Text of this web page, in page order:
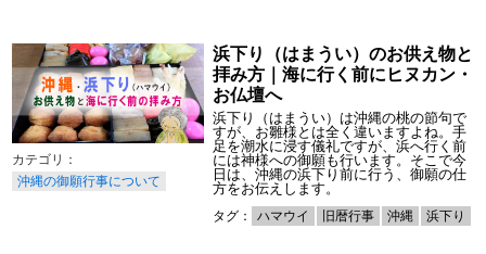
沖縄の御願行事について
浜下り（はまうい）のお供え物と
拝み方｜海に行く前にヒヌカン・
お仏壇へ
浜下り（はまうい）は沖縄の桃の節句で
すが、お雛様とは全く違いますよね。手
足を潮水に浸す儀礼ですが、浜へ行く前
には神様への御願も行います。そこで今
日は、沖縄の浜下り前に行う、御願の仕
方をお伝えします。
タグ： ハマウイ 旧暦行事 沖縄 浜下り